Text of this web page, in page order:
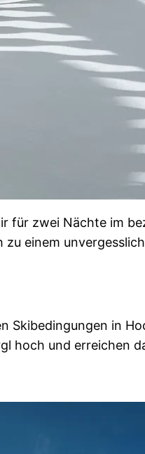
zwei Nächte im
einem
in
hoch und erreichen